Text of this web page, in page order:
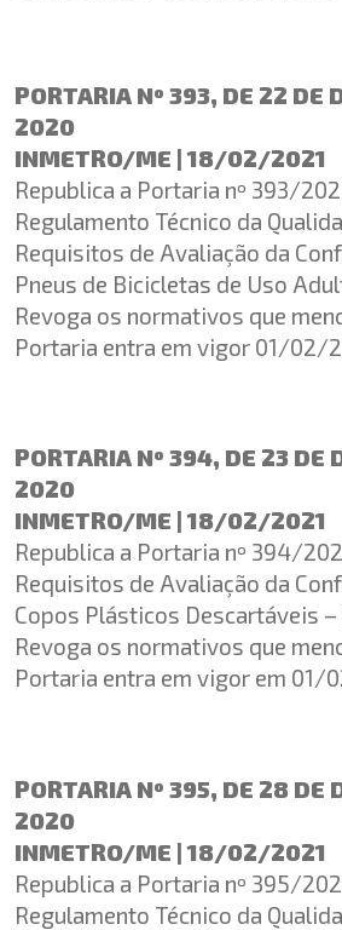
PORTARIA Nº 393, DE 22 DE
2020
INMETRO/ME | 18/02/2021
Republica a Portaria nº 393/
Regulamento Técnico da
Requisitos de Avaliação da
Pneus de Bicicletas de Uso
Revoga os normativos que
Portaria entra em vigor 01/02/
PORTARIA Nº 394, DE 23 DE
2020
INMETRO/ME | 18/02/2021
Republica a Portaria nº 394/
Requisitos de Avaliação da
Copos Plásticos Descartáveis
Revoga os normativos que
Portaria entra em vigor em 01/
PORTARIA Nº 395, DE 28 DE
2020
INMETRO/ME | 18/02/2021
Republica a Portaria nº 395/
Regulamento Técnico da